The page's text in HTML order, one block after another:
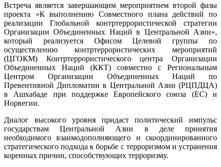
Встреча является завершающим мероприятием второй фазы
проекта «К выполнению Совместного плана действий по
реализации Глобальной контртеррористической стратегии
Организации Объединенных Наций в Центральной Азии»,
который реализуется Офисом Целевой группы по
осуществлению контртеррористических мероприятий
(ЦГОКМ) Контртеррористического центра Организации
Объединенных Наций (ККТ) совместно с Региональным
Центром Организации Объединенных Наций по
Превентивной Дипломатии в Центральной Азии (РЦПДЦА)
в Ашхабаде при поддержке Европейского союза (ЕС) и
Норвегии.
Диалог высокого уровня придаст политический импульс
государствам Центральной Азии в деле принятия
необходимого взаимодополняющего и скоординированного
стратегического подхода к борьбе с терроризмом и устранения
коренных причин, способствующих терроризму.